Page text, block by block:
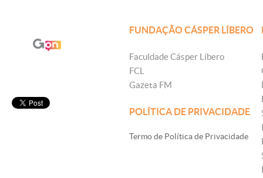
FUNDAÇÃO CÁSPER LÍBERO
Faculdade Cásper Líbero
FCL
Gazeta FM
POLÍTICA DE PRIVACIDADE
Termo de Política de Privacidade